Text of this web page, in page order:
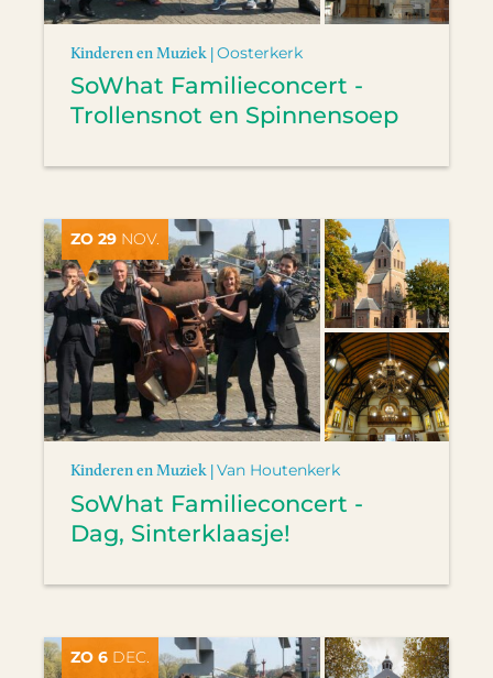
Kinderen en Muziek |Oosterkerk
SoWhat Familieconcert -
Trollensnot en Spinnensoep
ZO 29 NOV.
Kinderen en Muziek |Van Houtenkerk
SoWhat Familieconcert -
Dag, Sinterklaasje!
ZO 6 DEC.